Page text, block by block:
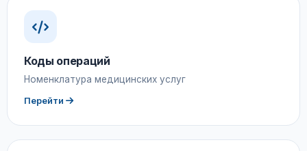
Коды операций
Номенклатура медицинских услуг
Перейти